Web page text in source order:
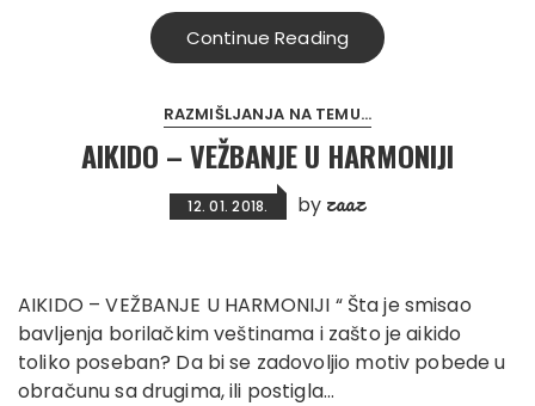
Continue Reading
RAZMIŠLJANJA NA TEMU...
AIKIDO – VEŽBANJE U HARMONIJI
12. 01. 2018. by zaaz
AIKIDO – VEŽBANJE U HARMONIJI “ Šta je smisao
bavljenja borilačkim veštinama i zašto je aikido
toliko poseban? Da bi se zadovoljio motiv pobede u
obračunu sa drugima, ili postigla…